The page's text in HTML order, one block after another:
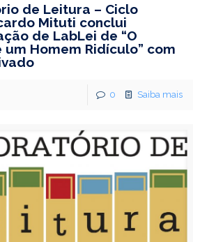
de Leitura – Ciclo
Mituti conclui
de LabLei de “O
um Homem Ridículo” com
0 Saiba mais